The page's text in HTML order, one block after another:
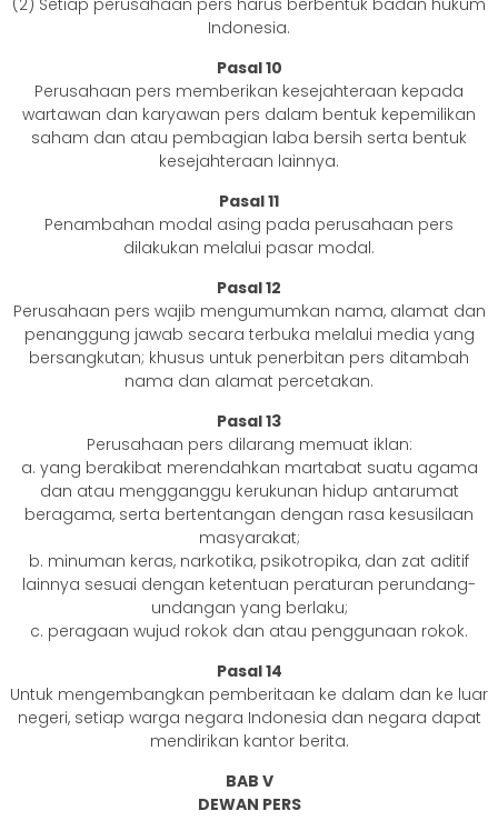
Indonesia.
Pasal 10
Perusahaan pers memberikan kesejahteraan kepada
wartawan dan karyawan pers dalam bentuk kepemilikan
saham dan atau pembagian laba bersih serta bentuk
kesejahteraan lainnya.
Pasal 11
Penambahan modal asing pada perusahaan pers
dilakukan melalui pasar modal.
Pasal 12
Perusahaan pers wajib mengumumkan nama, alamat dan
penanggung jawab secara terbuka melalui media yang
bersangkutan; khusus untuk penerbitan pers ditambah
nama dan alamat percetakan.
Pasal 13
Perusahaan pers dilarang memuat iklan:
a. yang berakibat merendahkan martabat suatu agama
dan atau mengganggu kerukunan hidup antarumat
beragama, serta bertentangan dengan rasa kesusilaan
masyarakat;
b. minuman keras, narkotika, psikotropika, dan zat aditif
lainnya sesuai dengan ketentuan peraturan perundang-
undangan yang berlaku;
c. peragaan wujud rokok dan atau penggunaan rokok.
Pasal 14
Untuk mengembangkan pemberitaan ke dalam dan ke luar
negeri, setiap warga negara Indonesia dan negara dapat
mendirikan kantor berita.
BAB V
DEWAN PERS